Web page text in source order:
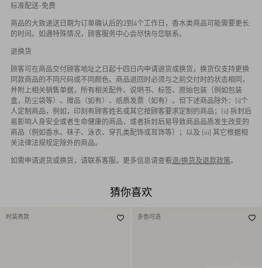
标准配送-免费
商品的大致递送日期为订单确认后的2到4个工作日，香水类商品可能需要更长
的时间。如遇特殊情况，顾客服务中心会尽快与您联系。
退换货
顾客可在商品交付顾客地址之日起十四日内申请退货或换货，换货仅支持更换
同款商品的不同尺码或不同颜色。商品退回时必须与之前交付时的状态相同，
并附上相关销售单据，所有相关配件、说明书、标签、原始包装（例如包装
盒，防尘袋等）、赠品（如有）、纸质发票（如有）。但下述商品除外：(i)个
人定制商品，例如，印刻有顾客姓名或其它按顾客要求定制的商品；(ii) 拆封后
易影响人身安全或者生命健康的商品，或者拆封后易导致商品品质发生改变的
商品（例如香水、袜子、泳衣、穿孔类配饰或耳饰等）；以及 (iii) 其它根据相
关法律法规规定除外的商品。
如需申请退货或换货，请联系客服。更多信息请查看退/换货及退款政策。
猜你喜欢
时装秀款 多色可选